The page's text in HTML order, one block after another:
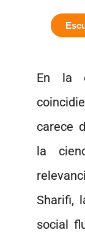
En la
carece
la
Sharifi,
social